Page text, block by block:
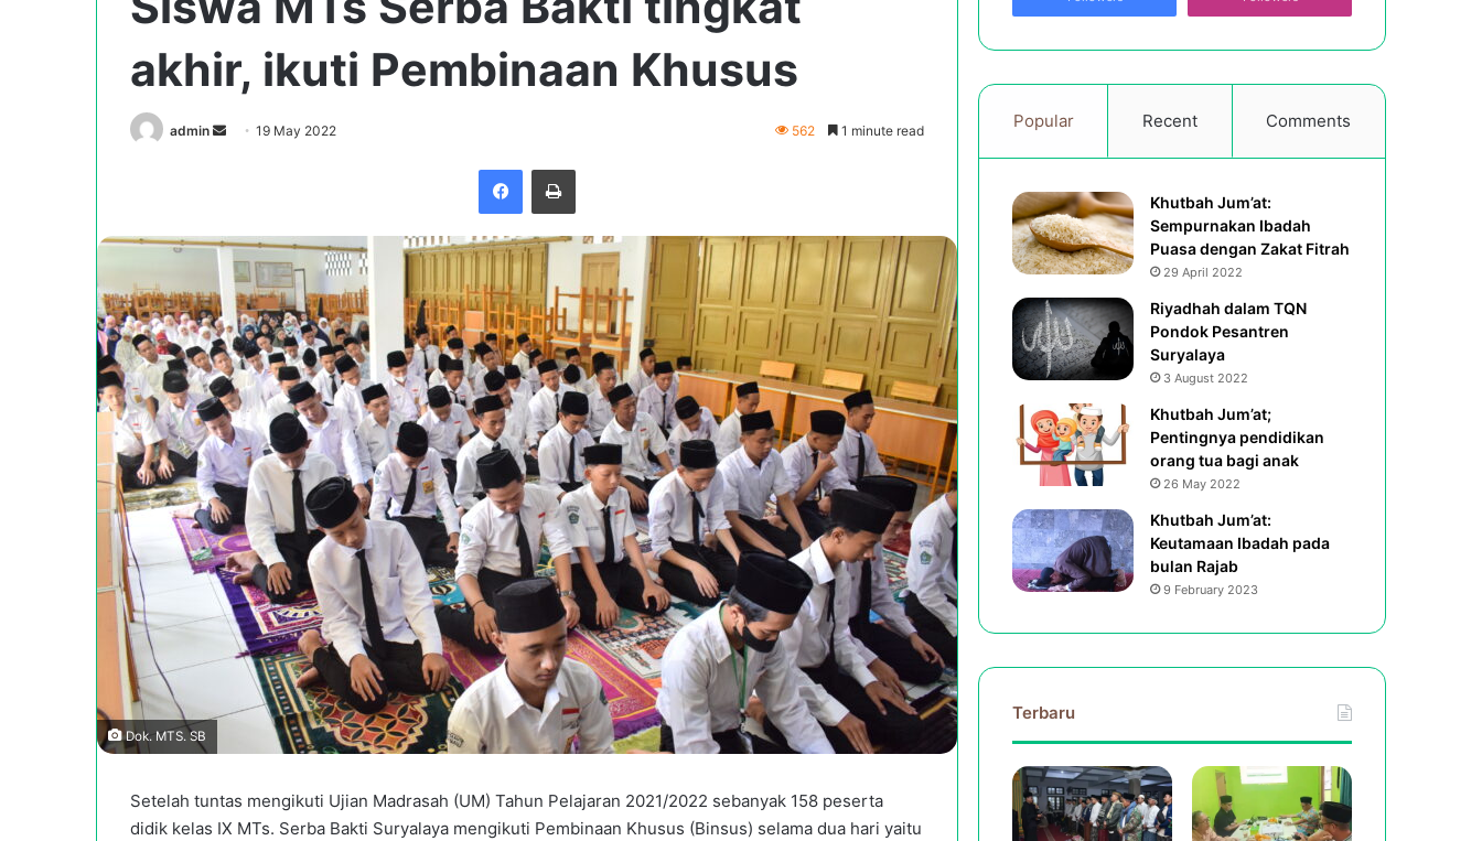
akhir, ikuti Pembinaan Khusus
admin
Send19 May 2022 562 1 minute read
FacebookPrint
Dok. MTS. SB
Setelah tuntas mengikuti Ujian Madrasah (UM) Tahun Pelajaran 2021/2022 sebanyak 158 peserta
didik kelas IX MTs. Serba Bakti Suryalaya mengikuti Pembinaan Khusus (Binsus) selama dua hari yaitu
Popular Recent Comments
Khutbah Jum’at:
Sempurnakan Ibadah
Puasa dengan Zakat Fitrah
29 April 2022
Riyadhah dalam TQN
Pondok Pesantren
Suryalaya
3 August 2022
Khutbah Jum’at;
Pentingnya pendidikan
orang tua bagi anak
26 May 2022
Khutbah Jum’at:
Keutamaan Ibadah pada
bulan Rajab
9 February 2023
Terbaru